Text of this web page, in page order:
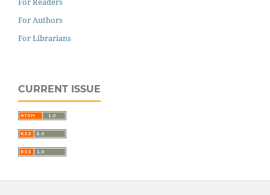
For Authors
For Librarians
CURRENT ISSUE